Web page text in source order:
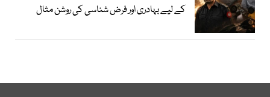
کے لیے بہادری اور فرض شناسی کی روشن مثال